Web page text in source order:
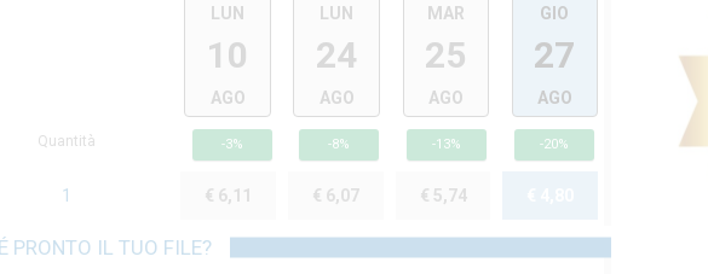
LUN
10
AGO
LUN
24
AGO
MAR
25
AGO
GIO
27
AGO
Quantità -3% -8% -13% -20%
1 € 6,11 € 6,07 € 5,74
É PRONTO IL TUO FILE?